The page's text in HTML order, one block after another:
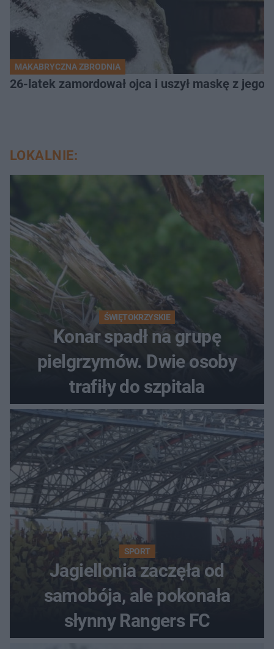
MAKABRYCZNA ZBRODNIA
26-latek zamordował ojca i uszył maskę z
LOKALNIE:
ŚWIĘTOKRZYSKIE
Konar spadł na grupę
pielgrzymów. Dwie osoby
trafiły do szpitala
SPORT
Jagiellonia zaczęła od
samobója, ale pokonała
słynny Rangers FC